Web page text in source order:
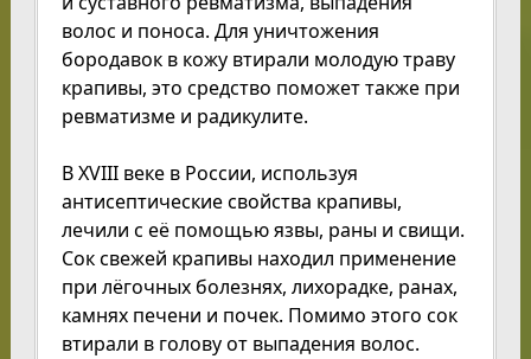
волос и поноса. Для уничтожения
бородавок в кожу втирали молодую траву
крапивы, это средство поможет также при
ревматизме и радикулите.
В XVIII веке в России, используя
антисептические свойства крапивы,
лечили с её помощью язвы, раны и свищи.
Сок свежей крапивы находил применение
при лёгочных болезнях, лихорадке, ранах,
камнях печени и почек. Помимо этого сок
втирали в голову от выпадения волос.